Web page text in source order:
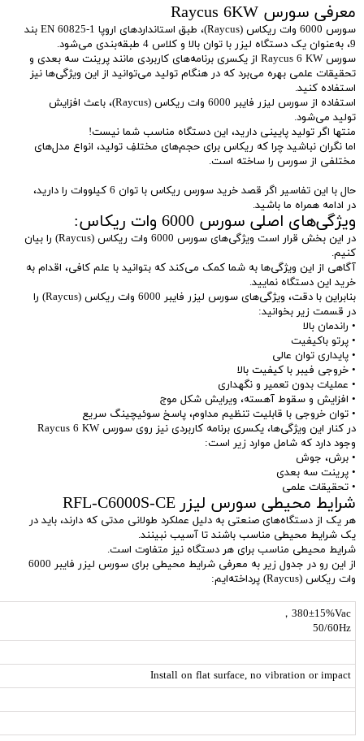
معرفی سورس Raycus 6KW
سورس 6000 وات ریکاس (Raycus)، طبق استانداردهای اروپا EN 60825-1 بند
9، به‌عنوان یک دستگاه لیزر با توان بالا و کلاس 4 طبقه‌بندی می‌شود.
سورس Raycus 6 KW از یکسری برنامه‌های کاربردی مانند پرینت سه بعدی و
تحقیقات علمی بهره می‌برد که در هنگام تولید می‌توانید از این ویژگی‌ها نیز
استفاده کنید.
استفاده از سورس لیزر فایبر 6000 وات ریکاس (Raycus)، باعث افزایش
تولید می‌شود.
منتها اگر تولید پایینی دارید، این دستگاه مناسب شما نیست!
اما نگران نباشید چرا که ریکاس برای حجم‌های مختلفِ تولید، انواع مدل‌های
مختلفی از سورس را ساخته است.
حال با این تفاسیر اگر قصد خرید سورس ریکاس با توان 6 کیلووات را دارید،
در ادامه همراه ما باشید.
ویژگی‌های اصلی سورس 6000 وات ریکاس:
در این بخش قرار است ویژگی‌های سورس 6000 وات ریکاس (Raycus) را بیان
کنیم.
آگاهی از این ویژگی‌ها به شما کمک می‌کند که بتوانید با علم کافی، اقدام به
خرید این دستگاه نمایید.
بنابراین با دقت، ویژگی‌های سورس لیزر فایبر 6000 وات ریکاس (Raycus) را
در قسمت زیر بخوانید:
• راندمان بالا
• پرتو باکیفیت
• پایداری توان عالی
• خروجی فیبر با کیفیت بالا
• عملیات بدون تعمیر و نگهداری
• افزایش و سقوط آهسته، ویرایش شکل موج
• توان خروجی با قابلیت تنظیم مداوم، پاسخ سوئیچینگ سریع
در کنار این ویژگی‌ها، یکسری برنامه کاربردی نیز روی سورس Raycus 6 KW
وجود دارد که شامل موارد زیر است:
• برش، جوش
• پرینت سه بعدی
• تحقیقات علمی
شرایط محیطی سورس لیزر RFL-C6000S-CE
هر یک از دستگاه‌های صنعتی به دلیل عملکرد طولانی مدتی که دارند، باید در
یک شرایط محیطی مناسب باشند تا آسیب نبینند.
شرایط محیطی مناسب برای هر دستگاه نیز متفاوت است.
از این رو در جدول زیر به معرفی شرایط محیطی برای سورس لیزر فایبر 6000
وات ریکاس (Raycus) پرداخته‌ایم:
380±15%Vac，
50/60Hz
Install on flat surface, no vibration or impact